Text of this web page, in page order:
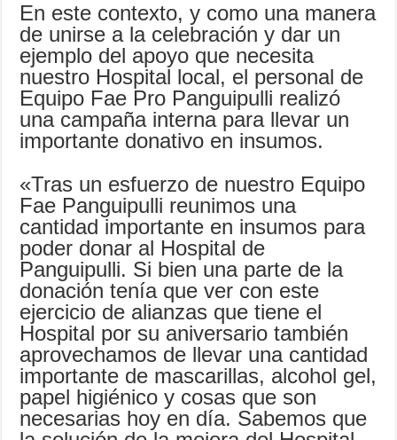
En este contexto, y como una manera
de unirse a la celebración y dar un
ejemplo del apoyo que necesita
nuestro Hospital local, el personal de
Equipo Fae Pro Panguipulli realizó
una campaña interna para llevar un
importante donativo en insumos.
«Tras un esfuerzo de nuestro Equipo
Fae Panguipulli reunimos una
cantidad importante en insumos para
poder donar al Hospital de
Panguipulli. Si bien una parte de la
donación tenía que ver con este
ejercicio de alianzas que tiene el
Hospital por su aniversario también
aprovechamos de llevar una cantidad
importante de mascarillas, alcohol gel,
papel higiénico y cosas que son
necesarias hoy en día. Sabemos que